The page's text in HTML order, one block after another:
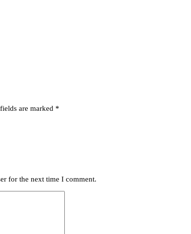
are marked *
for the next time I comment.